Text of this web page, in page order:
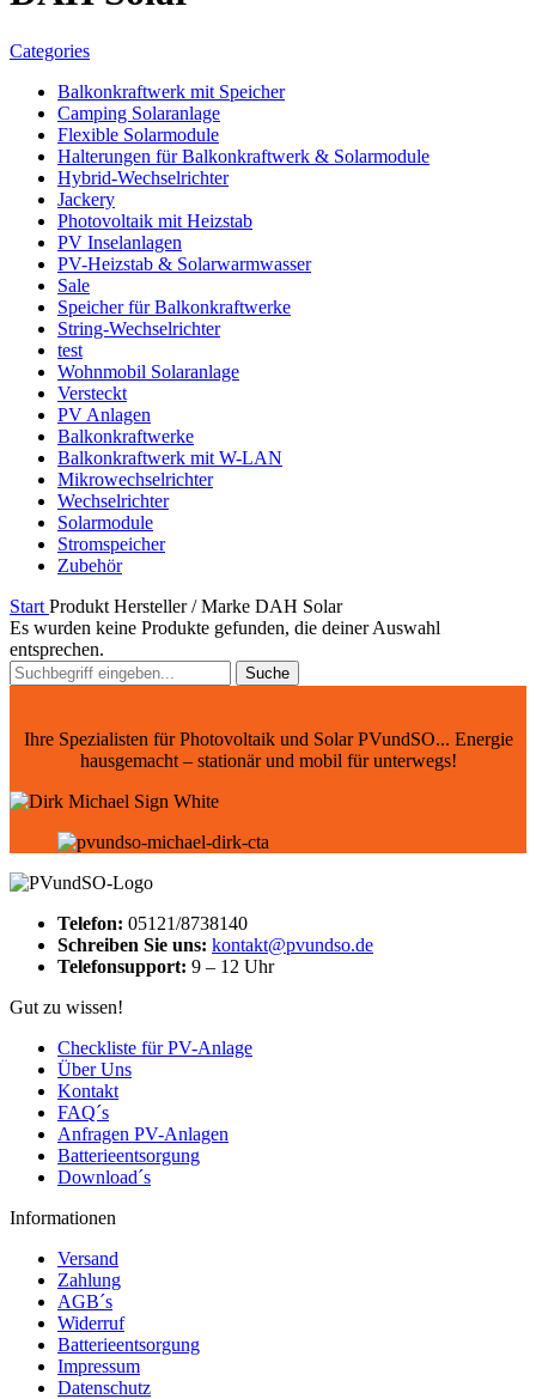
Categories
Balkonkraftwerk mit Speicher
Camping Solaranlage
Flexible Solarmodule
Halterungen für Balkonkraftwerk & Solarmodule
Hybrid-Wechselrichter
Jackery
Photovoltaik mit Heizstab
PV Inselanlagen
PV-Heizstab & Solarwarmwasser
Sale
Speicher für Balkonkraftwerke
String-Wechselrichter
test
Wohnmobil Solaranlage
Versteckt
PV Anlagen
Balkonkraftwerke
Balkonkraftwerk mit W-LAN
Mikrowechselrichter
Wechselrichter
Solarmodule
Stromspeicher
Zubehör
Start Produkt Hersteller / Marke DAH Solar
Es wurden keine Produkte gefunden, die deiner Auswahl
entsprechen.
Suche
Ihre Spezialisten für Photovoltaik und Solar PVundSO... Energie
hausgemacht – stationär und mobil für unterwegs!
Telefon: 05121/8738140
Schreiben Sie uns: kontakt@pvundso.de
Telefonsupport: 9 – 12 Uhr
Gut zu wissen!
Checkliste für PV-Anlage
Über Uns
Kontakt
FAQ´s
Anfragen PV-Anlagen
Batterieentsorgung
Download´s
Informationen
Versand
Zahlung
AGB´s
Widerruf
Batterieentsorgung
Impressum
Datenschutz